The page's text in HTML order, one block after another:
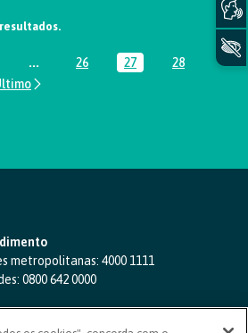
...Páginas intermediárias Usar ABA
Página
26 Página
27 Página
28
Usar ABA para navegar.
metropolitanas: 4000 1111
0800 642 0000
724 4420